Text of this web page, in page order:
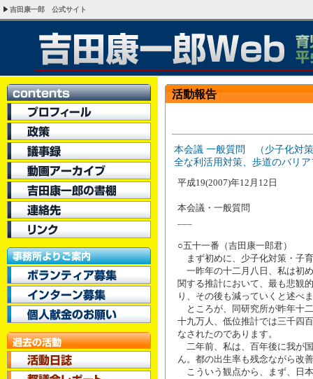
吉田康一郎 公式サイト
活動報告
本会議 一般質問 （少子化対
全な利活用対策、歩道のバリ
平成19(2007)年12月12日
本会議・一般質問
○五十一番（吉田康一郎君）
まず初めに、少子化対策・子
一昨年の十二月八日、私は初
関する推計において、最も悲観
り、その後も減っていくと述べ
ところが、同研究所が昨年十
十九万人、低位推計では三千四
なされたのであります。
二年前、私は、百年後に我が
ん。都の出生率も残念ながら改
こういう観点から、まず、日